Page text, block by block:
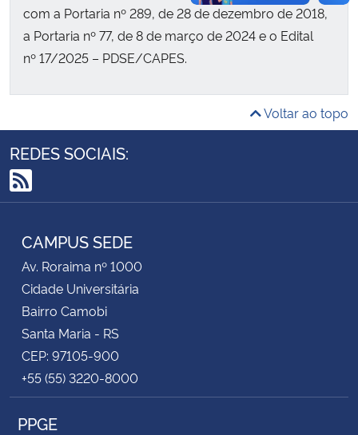
com a Portaria nº 289, de 28 de dezembro de 2018,
a Portaria nº 77, de 8 de março de 2024 e o Edital
nº 17/2025 – PDSE/CAPES.
Voltar ao topo
REDES SOCIAIS:
RSS
CAMPUS SEDE
Av. Roraima nº 1000
Cidade Universitária
Bairro Camobi
Santa Maria - RS
CEP: 97105-900
+55 (55) 3220-8000
PPGE